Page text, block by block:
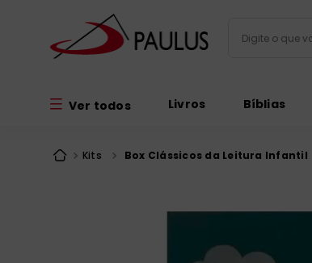
Ver todos Livros Bíblias
Kits Box Clássicos da Leitura Infantil